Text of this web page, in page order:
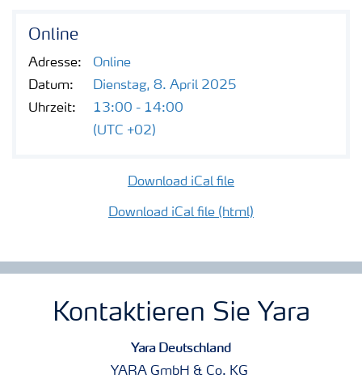
Online
Adresse:
Online
Datum:
Dienstag, 8. April 2025
Uhrzeit:
13:00 - 14:00
(UTC +02)
Download iCal file
Download iCal file (html)
Kontaktieren Sie Yara
Yara Deutschland
YARA GmbH & Co. KG